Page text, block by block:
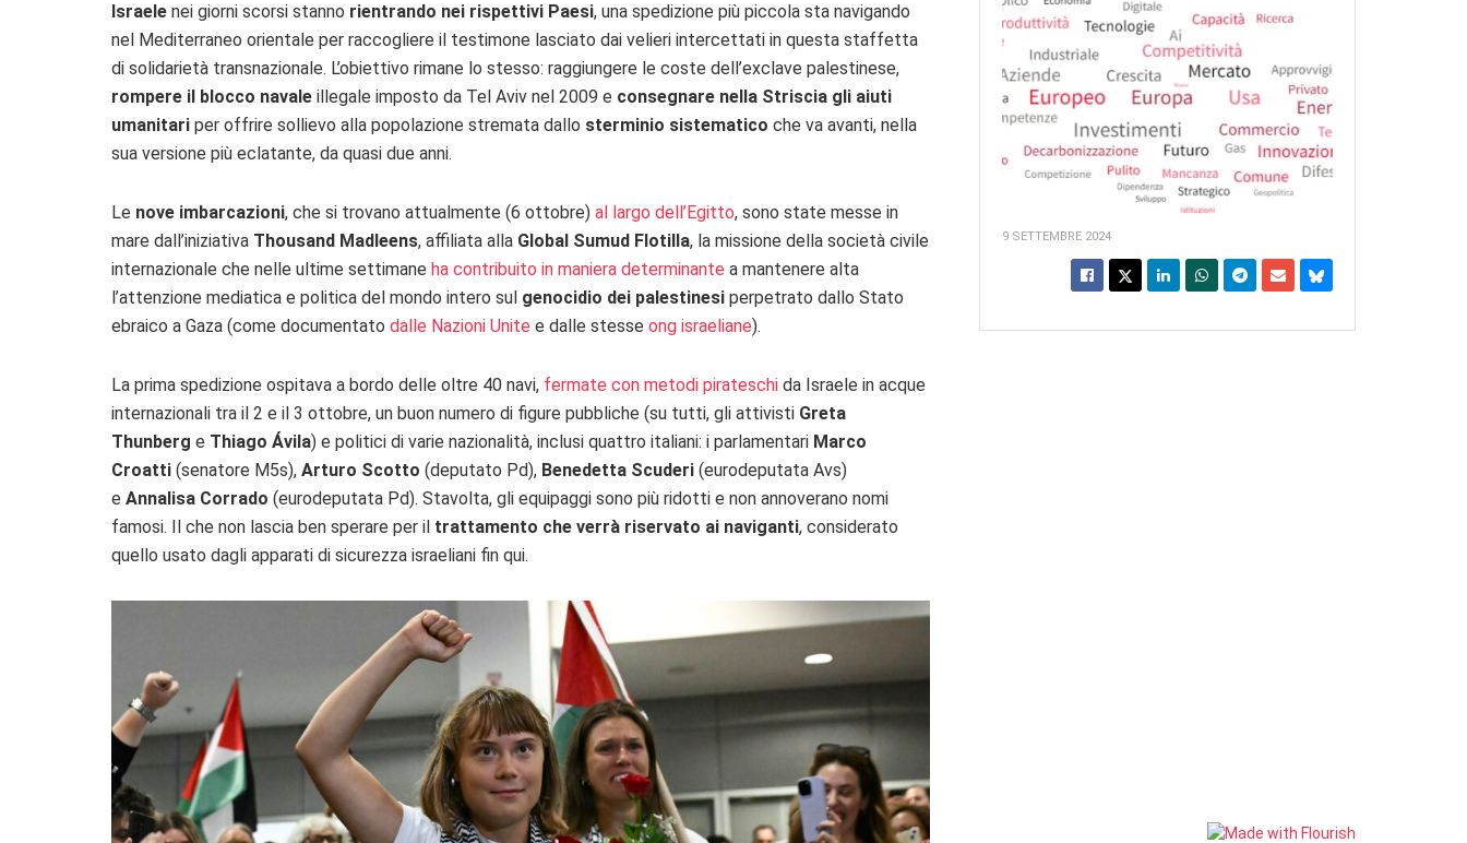
Israele nei giorni scorsi stanno rientrando nei rispettivi Paesi, una spedizione più piccola sta navigando
nel Mediterraneo orientale per raccogliere il testimone lasciato dai velieri intercettati in questa staffetta
di solidarietà transnazionale. L’obiettivo rimane lo stesso: raggiungere le coste dell’exclave palestinese,
rompere il blocco navale illegale imposto da Tel Aviv nel 2009 e consegnare nella Striscia gli aiuti
umanitari per offrire sollievo alla popolazione stremata dallo sterminio sistematico che va avanti, nella
sua versione più eclatante, da quasi due anni.
Le nove imbarcazioni, che si trovano attualmente (6 ottobre) al largo dell’Egitto, sono state messe in
mare dall’iniziativa Thousand Madleens, affiliata alla Global Sumud Flotilla, la missione della società civile
internazionale che nelle ultime settimane ha contribuito in maniera determinante a mantenere alta
l’attenzione mediatica e politica del mondo intero sul genocidio dei palestinesi perpetrato dallo Stato
ebraico a Gaza (come documentato dalle Nazioni Unite e dalle stesse ong israeliane).
La prima spedizione ospitava a bordo delle oltre 40 navi, fermate con metodi pirateschi da Israele in acque
internazionali tra il 2 e il 3 ottobre, un buon numero di figure pubbliche (su tutti, gli attivisti Greta
Thunberg e Thiago Ávila) e politici di varie nazionalità, inclusi quattro italiani: i parlamentari Marco
Croatti (senatore M5s), Arturo Scotto (deputato Pd), Benedetta Scuderi (eurodeputata Avs)
e Annalisa Corrado (eurodeputata Pd). Stavolta, gli equipaggi sono più ridotti e non annoverano nomi
famosi. Il che non lascia ben sperare per il trattamento che verrà riservato ai naviganti, considerato
quello usato dagli apparati di sicurezza israeliani fin qui.
9 SETTEMBRE 2024